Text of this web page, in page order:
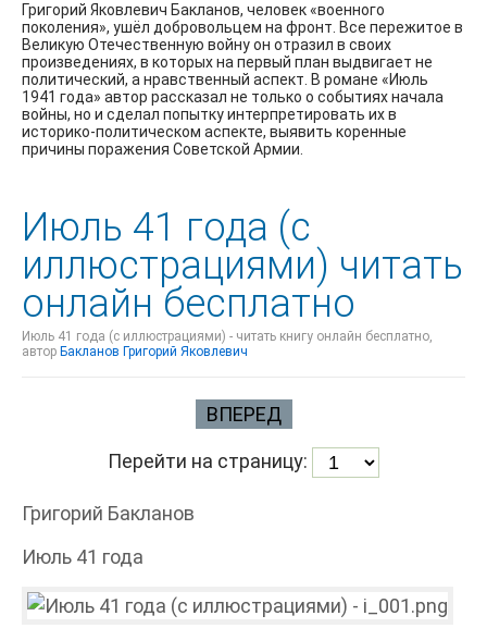
Григорий Яковлевич Бакланов, человек «военного
поколения», ушёл добровольцем на фронт. Все пережитое в
Великую Отечественную войну он отразил в своих
произведениях, в которых на первый план выдвигает не
политический, а нравственный аспект. В романе «Июль
1941 года» автор рассказал не только о событиях начала
войны, но и сделал попытку интерпретировать их в
историко-политическом аспекте, выявить коренные
причины поражения Советской Армии.
Июль 41 года (с
иллюстрациями) читать
онлайн бесплатно
Июль 41 года (с иллюстрациями) - читать книгу онлайн бесплатно,
автор Бакланов Григорий Яковлевич
ВПЕРЕД
Перейти на страницу:
Григорий Бакланов
Июль 41 года